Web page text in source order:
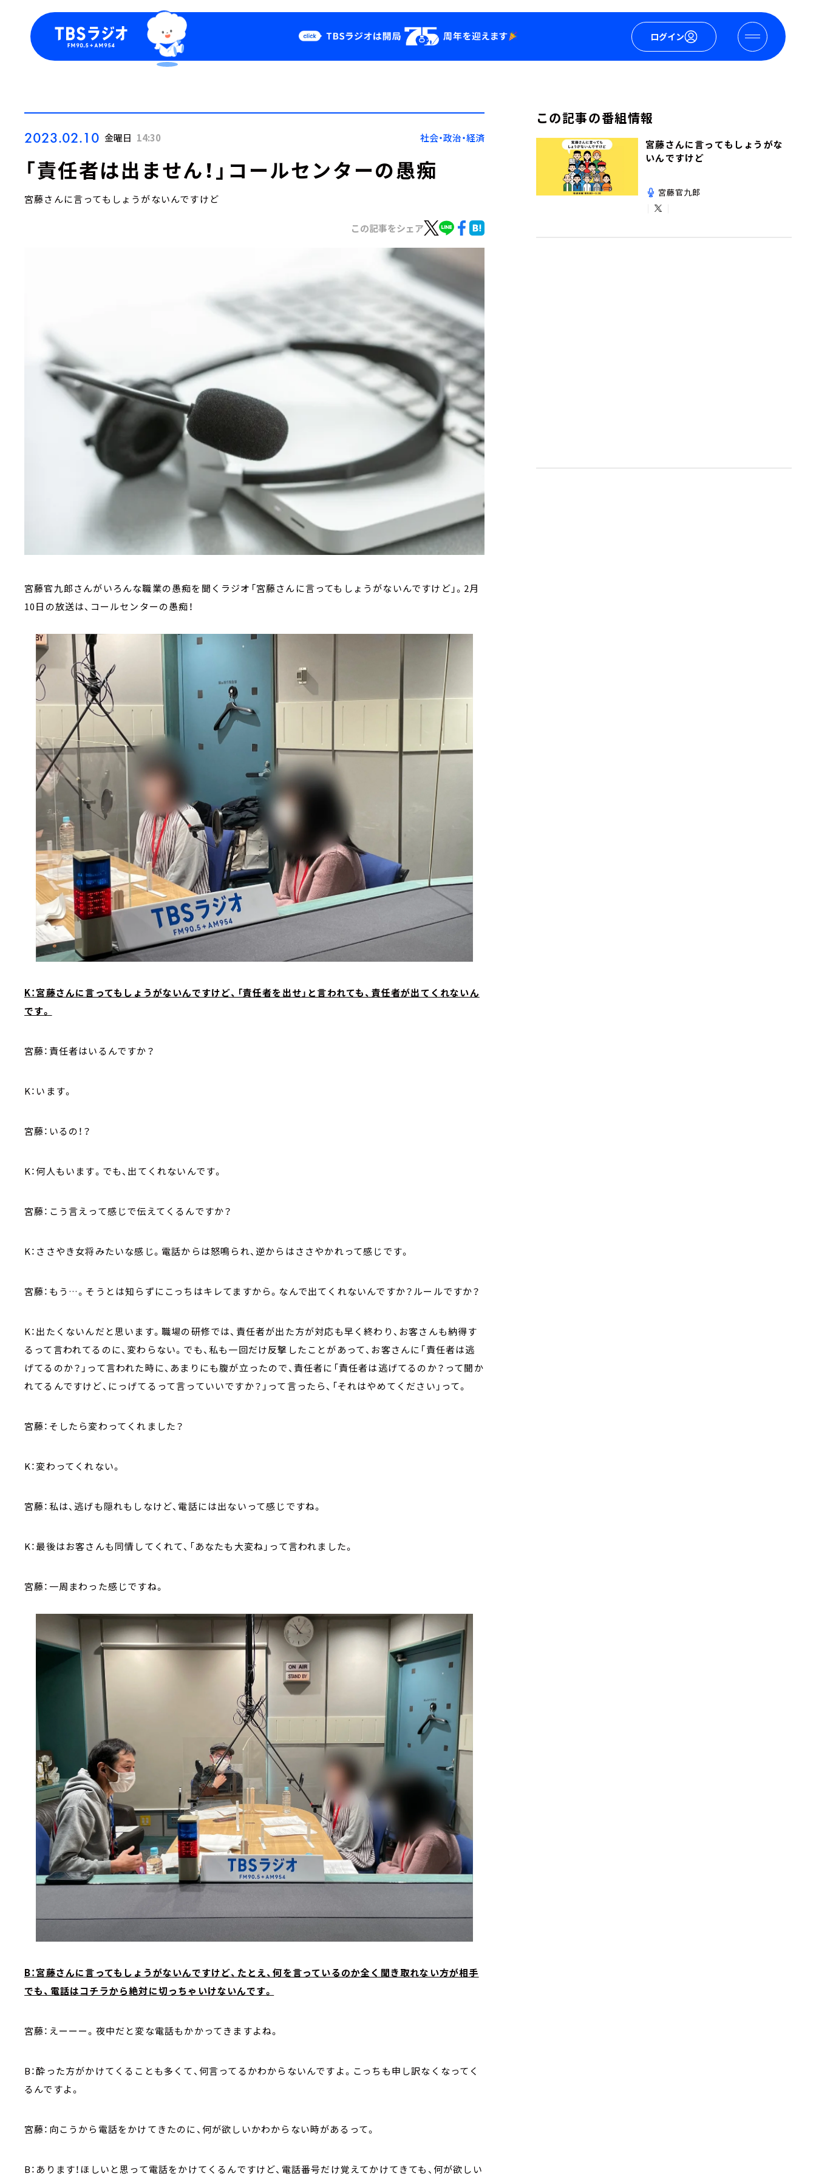
ログイン
Podcast
YouTube
会社情報
2023.02.10 金曜日 14:30 社会・政治・経済
「責任者は出ません！」コールセンターの愚痴
宮藤さんに言ってもしょうがないんですけど
この記事をシェア
宮藤官九郎さんがいろんな職業の愚痴を聞くラジオ「宮藤さんに言ってもしょうがないんですけど」。2月
10日の放送は、コールセンターの愚痴！
K：宮藤さんに言ってもしょうがないんですけど、「責任者を出せ」と言われても、責任者が出てくれないん
です。
宮藤：責任者はいるんですか？
K：います。
宮藤：いるの！？
K：何人もいます。でも、出てくれないんです。
宮藤：こう言えって感じで伝えてくるんですか？
K：ささやき女将みたいな感じ。電話からは怒鳴られ、逆からはささやかれって感じです。
宮藤：もう…。そうとは知らずにこっちはキレてますから。なんで出てくれないんですか？ルールですか？
K：出たくないんだと思います。職場の研修では、責任者が出た方が対応も早く終わり、お客さんも納得す
るって言われてるのに、変わらない。でも、私も一回だけ反撃したことがあって、お客さんに「責任者は逃
げてるのか？」って言われた時に、あまりにも腹が立ったので、責任者に「責任者は逃げてるのか？って聞か
れてるんですけど、にっげてるって言っていいですか？」って言ったら、「それはやめてください」って。
宮藤：そしたら変わってくれました？
K：変わってくれない。
宮藤：私は、逃げも隠れもしなけど、電話には出ないって感じですね。
K：最後はお客さんも同情してくれて、「あなたも大変ね」って言われました。
宮藤：一周まわった感じですね。
B：宮藤さんに言ってもしょうがないんですけど、たとえ、何を言っているのか全く聞き取れない方が相手
でも、電話はコチラから絶対に切っちゃいけないんです。
宮藤：えーーー。夜中だと変な電話もかかってきますよね。
B：酔った方がかけてくることも多くて、何言ってるかわからないんですよ。こっちも申し訳なくなってく
るんですよ。
宮藤：向こうから電話をかけてきたのに、何が欲しいかわからない時があるって。
B：あります！ほしいと思って電話をかけてくるんですけど、電話番号だけ覚えてかけてきても、何が欲しい
この記事の番組情報
宮藤さんに言ってもしょうがな
いんですけど
宮藤官九郎